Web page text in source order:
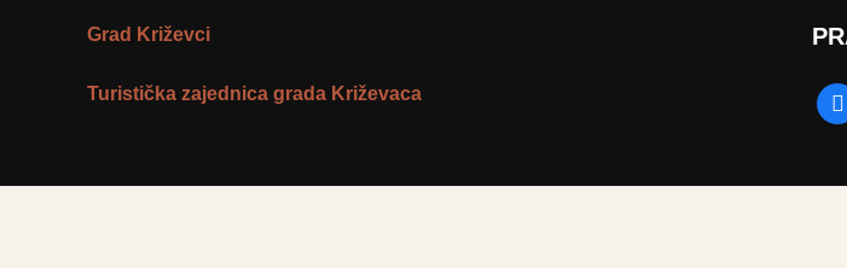
Grad Križevci
Turistička zajednica grada Križevaca